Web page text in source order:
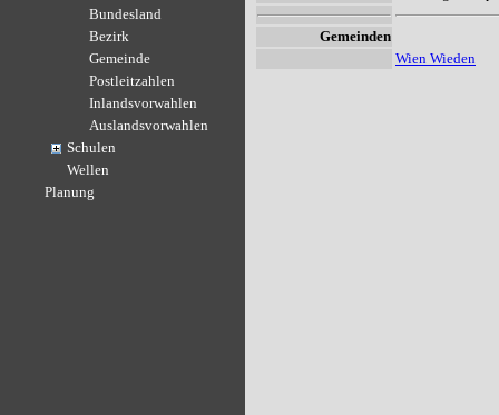
Bundesland
Bezirk
Gemeinde
Postleitzahlen
Inlandsvorwahlen
Auslandsvorwahlen
Schulen
Wellen
Planung
Gemeinden
Wien Wieden